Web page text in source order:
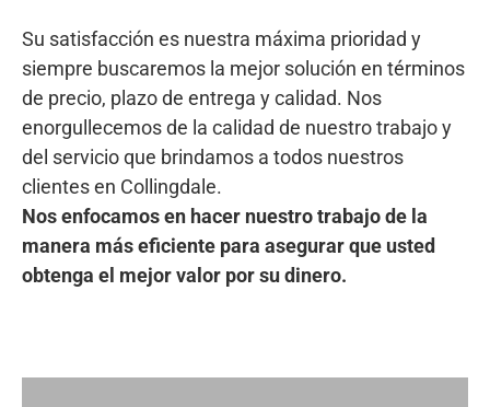
Su satisfacción es nuestra máxima prioridad y
siempre buscaremos la mejor solución en términos
de precio, plazo de entrega y calidad. Nos
enorgullecemos de la calidad de nuestro trabajo y
del servicio que brindamos a todos nuestros
clientes en Collingdale.
Nos enfocamos en hacer nuestro trabajo de la
manera más eficiente para asegurar que usted
obtenga el mejor valor por su dinero.